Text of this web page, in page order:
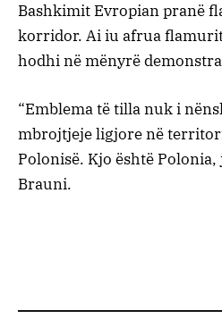
Bashkimit Evropian pranë
korridor. Ai iu afrua
hodhi në mënyrë
“Emblema të tilla nuk i
mbrojtjeje ligjore në
Polonisë. Kjo është
Brauni.